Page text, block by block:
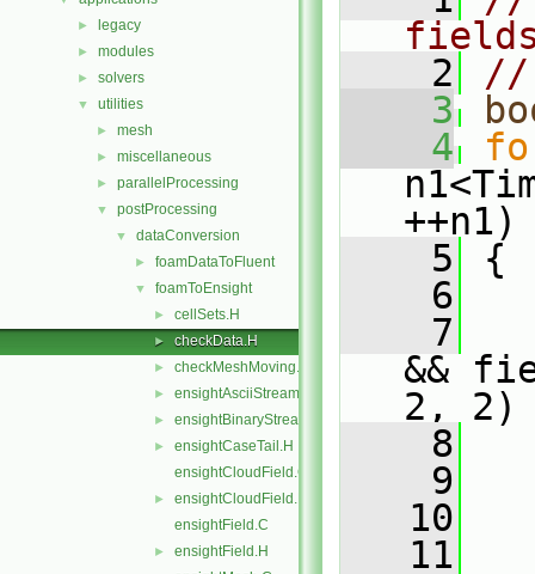
► legacy
► modules
► solvers
▼ utilities
► mesh
► miscellaneous
► parallelProcessing
▼ postProcessing
▼ dataConversion
► foamDataToFluent
▼ foamToEnsight
► cellSets.H
► checkData.H
► checkMeshMoving.H
► ensightAsciiStream.H
► ensightBinaryStream.H
►
ensightCaseTail.H
ensightCloudField.C
►
ensightCloudField.H
ensightField.C
►
ensightField.H
    2
//
    3
    4
++n1)
    5
{
    6
    7
&&
2, 2)
    8
    9
   10
   11